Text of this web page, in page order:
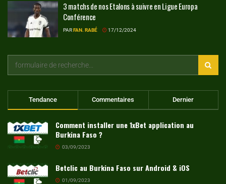
3 matchs de nos Etalons à suivre en Ligue Europa
Conférence
PARFAN. RABÉ 17/12/2024
Tendance Commentaires Dernier
Comment installer une 1xBet application au
Burkina Faso ?
03/09/2023
Betclic au Burkina Faso sur Android & iOS
01/09/2023